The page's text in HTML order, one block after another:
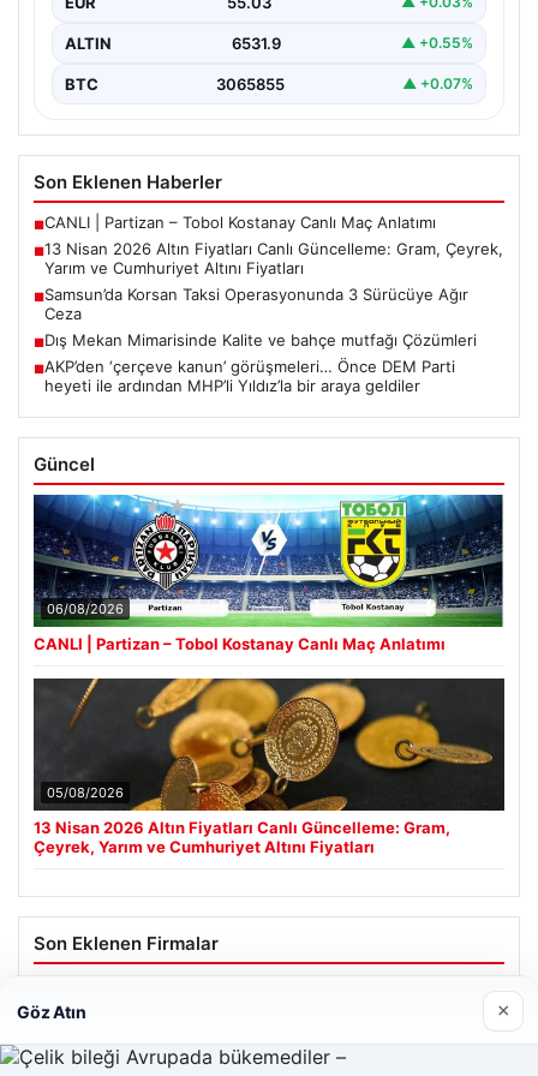
ALTIN 6531.9 ▲ +0.55%
BTC 3065855 ▲ +0.07%
Son Eklenen Haberler
■CANLI | Partizan – Tobol Kostanay Canlı Maç Anlatımı
■13 Nisan 2026 Altın Fiyatları Canlı Güncelleme: Gram, Çeyrek,
Yarım ve Cumhuriyet Altını Fiyatları
■Samsun’da Korsan Taksi Operasyonunda 3 Sürücüye Ağır
Ceza
■Dış Mekan Mimarisinde Kalite ve bahçe mutfağı Çözümleri
■AKP’den ‘çerçeve kanun’ görüşmeleri… Önce DEM Parti
heyeti ile ardından MHP’li Yıldız’la bir araya geldiler
Güncel
06/08/2026
CANLI | Partizan – Tobol Kostanay Canlı Maç Anlatımı
05/08/2026
13 Nisan 2026 Altın Fiyatları Canlı Güncelleme: Gram,
Çeyrek, Yarım ve Cumhuriyet Altını Fiyatları
Son Eklenen Firmalar
Göz Atın ×